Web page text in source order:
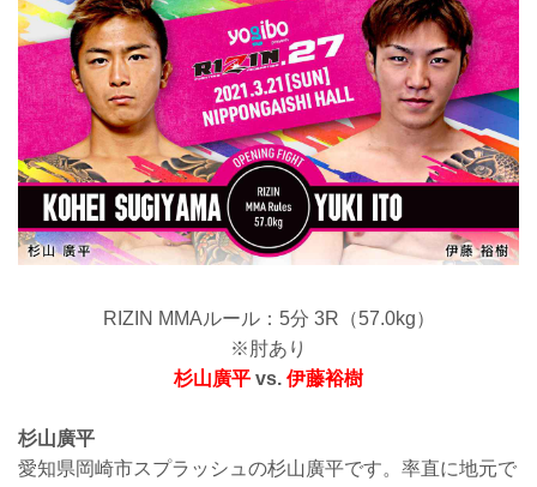
RIZIN MMAルール：5分 3R（57.0kg）
※肘あり
杉⼭廣平 vs. 伊藤裕樹
杉山廣平
愛知県岡崎市スプラッシュの杉山廣平です。率直に地元で